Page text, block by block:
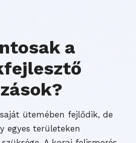
a
ütemében fejlődik, de
egyes területeken